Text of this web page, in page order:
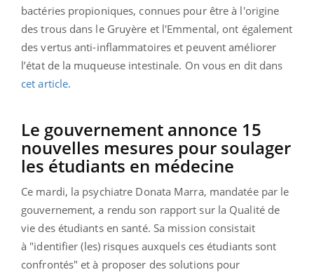
bactéries propioniques, connues pour être à l'origine
des trous dans le Gruyère et l'Emmental, ont également
des vertus anti-inflammatoires et peuvent améliorer
l’état de la muqueuse intestinale. On vous en dit dans
cet article.
Le gouvernement annonce 15
nouvelles mesures pour soulager
les étudiants en médecine
Ce mardi, la psychiatre Donata Marra, mandatée par le
gouvernement, a rendu son rapport sur la Qualité de
vie des étudiants en santé. Sa mission consistait
à "identifier (les) risques auxquels ces étudiants sont
confrontés" et à proposer des solutions pour